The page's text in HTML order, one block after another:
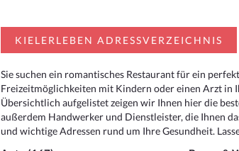
KIELERLEBEN ADRESSVERZEICHNIS
Sie suchen ein romantisches Restaurant für ein
Freizeitmöglichkeiten mit Kindern oder einen Arzt in
Übersichtlich aufgelistet zeigen wir Ihnen hier die
außerdem Handwerker und Dienstleister, die Ihnen
und wichtige Adressen rund um Ihre Gesundheit.